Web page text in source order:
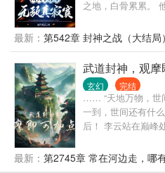
之地，白骨累累。
是，一个个林家天
剑：“我有一剑，出
林澜：“武之巅，傲
炎：“老祖撑天，武
西，莫欺少年穷！”
祖镇压世间一切敌
不败？一遇老祖都
之时，世人纷纷惊
林家弟子的，只有
最新： 第542章 封神之战（大结局）
武道封神，观摩
玄幻 完结
…… “天地万物，世
一到，世间还有什
后！ 李云站在巅峰
最新： 第2745章 常在河边走，哪